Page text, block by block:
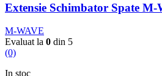
Extensie Schimbator Spate
M-WAVE
Evaluat la 0 din 5
(0)
In stoc